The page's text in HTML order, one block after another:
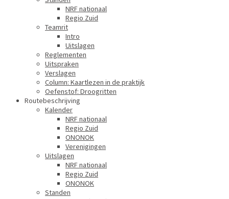
NRF nationaal
Regio Zuid
Teamrit
Intro
Uitslagen
Reglementen
Uitspraken
Verslagen
Column: Kaartlezen in de praktijk
Oefenstof: Droogritten
Routebeschrijving
Kalender
NRF nationaal
Regio Zuid
ONONOK
Verenigingen
Uitslagen
NRF nationaal
Regio Zuid
ONONOK
Standen